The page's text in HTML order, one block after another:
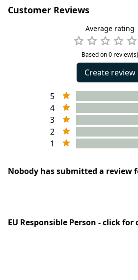
Customer Reviews
Average rating
Based on 0 review(s)
Create review
5
4
3
2
1
Nobody has submitted a review
EU Responsible Person - click for